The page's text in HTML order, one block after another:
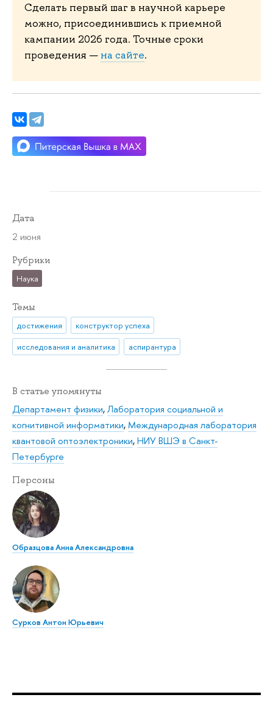
Сделать первый шаг в научной карьере
можно, присоединившись к приемной
кампании 2026 года. Точные сроки
проведения — на сайте.
Дата
2 июня
Рубрики
Наука
Темы
достижения
конструктор успеха
исследования и аналитика
аспирантура
В статье упомянуты
Департамент физики,Лаборатория социальной и
когнитивной информатики,Международная лаборатория
квантовой оптоэлектроники,НИУ ВШЭ в Санкт-
Петербурге
Персоны
Образцова Анна Александровна
Сурков Антон Юрьевич